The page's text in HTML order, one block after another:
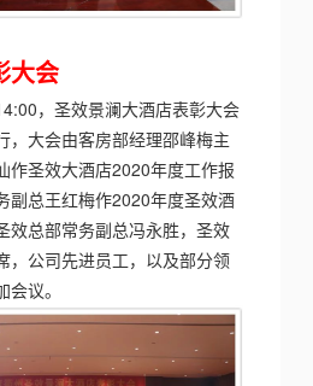
大会
，圣效景澜大酒店表彰大会
大会由客房部经理邵峰梅主
作圣效大酒店2020年度工作报
副总王红梅作2020年度圣效酒
效总部常务副总冯永胜，圣效
，公司先进员工，以及部分领
议。